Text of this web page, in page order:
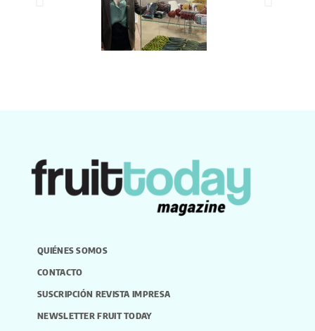
QUIÉNES SOMOS
CONTACTO
SUSCRIPCIÓN REVISTA IMPRESA
NEWSLETTER FRUIT TODAY